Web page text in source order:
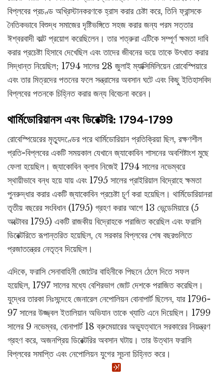
বিপ্লবের প্রচণ্ড অখ্রিস্টানকরণকে হ্রাস করার চেষ্টা করে, তিনি ফ্রান্সকে
নৈতিকভাবে বিশুদ্ধ সমাজের দৃষ্টিভঙ্গিতে সহজ করার জন্য পরম সত্তার
ঈশ্বরবাদী কাল্ট প্রয়োগ করেছিলেন। তার শত্রুরা এটিকে সম্পূর্ণ ক্ষমতা দাবি
করার প্রচেষ্টা হিসাবে দেখেছিল এবং তাদের জীবনের ভয়ে তাকে উৎখাত করার
সিদ্ধান্ত নিয়েছিল; 1794 সালের 28 জুলাই ম্যাক্সিমিলিয়েন রোবেস্পিয়ারে
এবং তার মিত্রদের পতনের ফলে সন্ত্রাসের অবসান ঘটে এবং কিছু ইতিহাসবিদ
বিপ্লবের পতনকে চিহ্নিত করার জন্য বিবেচনা করেন।
থার্মিডোরিয়ানস এবং ডিরেক্টরি: 1794-1799
রোবেস্পিয়েরের মৃত্যুদণ্ডের পরে থার্মিডোরিয়ান প্রতিক্রিয়া ছিল, রক্ষণশীল
প্রতি-বিপ্লবের একটি সময়কাল যেখানে জ্যাকোবিন শাসনের অবশিষ্টাংশ মুছে
ফেলা হয়েছিল। জ্যাকোবিন ক্লাব নিজেই 1794 সালের নভেম্বরে
স্থায়ীভাবে বন্ধ হয়ে যায় এবং 1795 সালের প্রাইরিয়াল বিদ্রোহে ক্ষমতা
পুনরুদ্ধার করার একটি জ্যাকোবিন প্রচেষ্টা চূর্ণ করা হয়েছিল। থার্মিডোরিয়ানরা
তৃতীয় বছরের সংবিধান (1795) গ্রহণ করার আগে 13 ভেন্ডেমিয়ারে (5
অক্টোবর 1795) একটি রাজকীয় বিদ্রোহকে পরাজিত করেছিল এবং ফরাসি
ডিরেক্টরিতে রূপান্তরিত হয়েছিল, যে সরকার বিপ্লবের শেষ বছরগুলিতে
প্রজাতন্ত্রের নেতৃত্ব দিয়েছিল।
এদিকে, ফরাসি সেনাবাহিনী জোটের বাহিনীকে পিছনে ঠেলে দিতে সফল
হয়েছিল, 1797 সালের মধ্যে বেশিরভাগ জোট দেশকে পরাজিত করেছিল।
যুদ্ধের তারকা নিঃসন্দেহে জেনারেল নেপোলিয়ন বোনাপার্ট ছিলেন, যার 1796-
97 সালের উজ্জ্বল ইতালিয়ান অভিযান তাকে খ্যাতি এনে দিয়েছিল। 1799
সালের 9 নভেম্বর, বোনাপার্ট 18 ব্রুমেয়ারের অভ্যুত্থানে সরকারের নিয়ন্ত্রণ
গ্রহণ করে, অজনপ্রিয় ডিরেক্টরির অবসান ঘটায়। তার উত্থান ফরাসি
বিপ্লবের সমাপ্তি এবং নেপোলিয়ন যুগের সূচনা চিহ্নিত করে।